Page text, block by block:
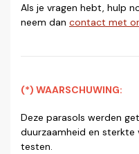
Als je vragen hebt, hulp
neem dan contact met
(*) WAARSCHUWING:
Deze parasols werden
duurzaamheid en
testen.